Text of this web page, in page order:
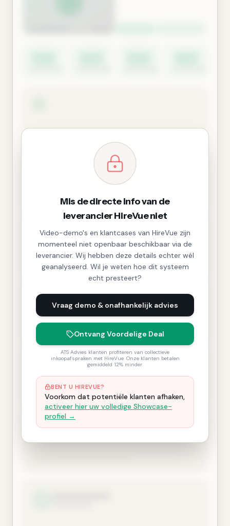
Mis de directe info van de
leverancier HireVue niet
Video-demo's en klantcases van HireVue zijn
momenteel niet openbaar beschikbaar via de
leverancier. Wij hebben deze details echter wél
geanalyseerd. Wil je weten hoe dit systeem
echt presteert?
Vraag demo & onafhankelijk advies
Ontvang Voordelige Deal
ATS Advies klanten profiteren van collectieve
inkoopafspraken met HireVue. Onze klanten betalen
gemiddeld 12% minder.
BENT U HIREVUE?
Voorkom dat potentiële klanten afhaken,
activeer hier uw volledige Showcase-
profiel →